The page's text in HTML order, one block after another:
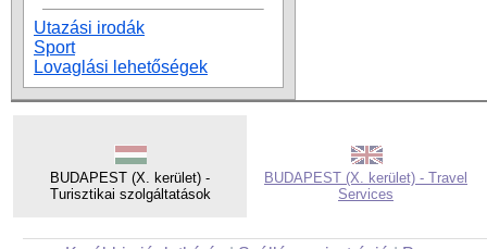
Utazási irodák
Sport
Lovaglási lehetőségek
BUDAPEST (X. kerület) -
Turisztikai szolgáltatások
BUDAPEST (X. kerület) - Travel
Services